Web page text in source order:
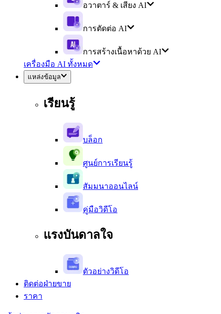
อวาตาร์ & เสียง AI
การตัดต่อ AI
การสร้างเนื้อหาด้วย AI
เครื่องมือ AI ทั้งหมด
แหล่งข้อมูล
เรียนรู้
บล็อก
ศูนย์การเรียนรู้
สัมมนาออนไลน์
คู่มือวิดีโอ
แรงบันดาลใจ
ตัวอย่างวิดีโอ
ติดต่อฝ่ายขาย
ราคา